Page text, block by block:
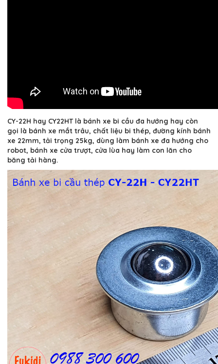
CY-22H hay CY22HT là bánh xe bi cầu đa hướng hay còn
gọi là bánh xe mắt trâu, chất liệu bi thép, đường kính bánh
xe 22mm, tải trọng 25kg, dùng làm bánh xe đa hướng cho
robot, bánh xe cửa trượt, cửa lùa hay làm con lăn cho
băng tải hàng.